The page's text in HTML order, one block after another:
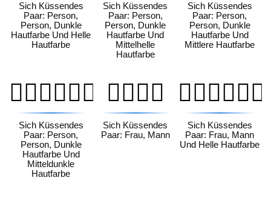
Sich Küssendes
Paar: Person,
Person, Dunkle
Hautfarbe Und Helle
Hautfarbe
Sich Küssendes
Paar: Person,
Person, Dunkle
Hautfarbe Und
Mittelhelle
Hautfarbe
Sich Küssendes
Paar: Person,
Person, Dunkle
Hautfarbe Und
Mittlere Hautfarbe
🧑🏿‍❤️‍💋‍🧑🏾
Sich Küssendes
Paar: Person,
Person, Dunkle
Hautfarbe Und
Mitteldunkle
Hautfarbe
👩‍❤️‍💋‍👨
Sich Küssendes
Paar: Frau, Mann
👩🏻‍❤️‍💋‍👨🏻
Sich Küssendes
Paar: Frau, Mann
Und Helle Hautfarbe